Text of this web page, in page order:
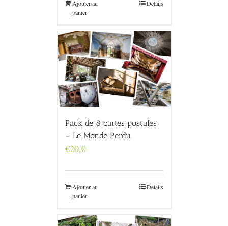
Ajouter au
panier
Details
Pack de 8 cartes postales
– Le Monde Perdu
€20,0
Ajouter au
panier
Details